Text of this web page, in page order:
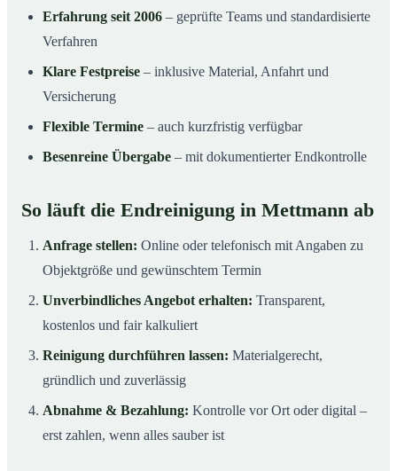
Erfahrung seit 2006 – geprüfte Teams und standardisierte
Verfahren
Klare Festpreise – inklusive Material, Anfahrt und
Versicherung
Flexible Termine – auch kurzfristig verfügbar
Besenreine Übergabe – mit dokumentierter Endkontrolle
So läuft die Endreinigung in Mettmann ab
Anfrage stellen: Online oder telefonisch mit Angaben zu
Objektgröße und gewünschtem Termin
Unverbindliches Angebot erhalten: Transparent,
kostenlos und fair kalkuliert
Reinigung durchführen lassen: Materialgerecht,
gründlich und zuverlässig
Abnahme & Bezahlung: Kontrolle vor Ort oder digital –
erst zahlen, wenn alles sauber ist